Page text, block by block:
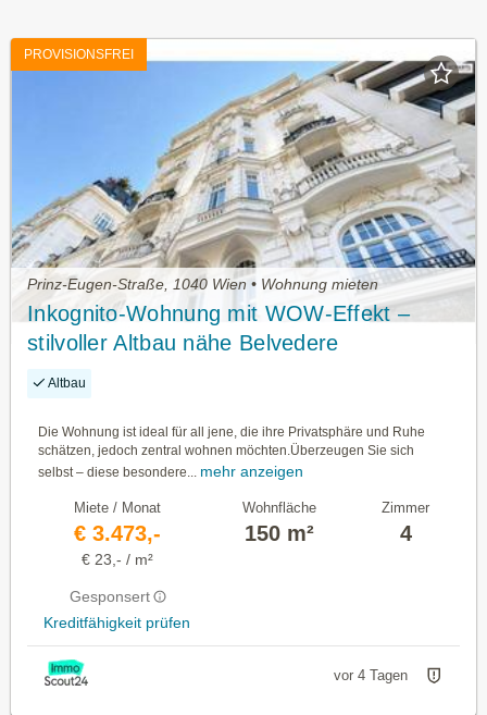
PROVISIONSFREI
Prinz-Eugen-Straße, 1040 Wien • Wohnung mieten
Inkognito-Wohnung mit WOW-Effekt –
stilvoller Altbau nähe Belvedere
Altbau
Die Wohnung ist ideal für all jene, die ihre Privatsphäre und Ruhe
schätzen, jedoch zentral wohnen möchten.Überzeugen Sie sich
selbst – diese besondere... mehr anzeigen
Miete / Monat
€ 3.473,-
€ 23,- / m²
Gesponsert
Kreditfähigkeit prüfen
Wohnfläche
150 m²
Zimmer
4
vor 4 Tagen